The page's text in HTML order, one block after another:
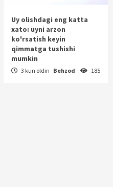
Uy olishdagi eng katta
xato: uyni arzon
ko'rsatish keyin
qimmatga tushishi
mumkin
3 kun oldin Behzod 185